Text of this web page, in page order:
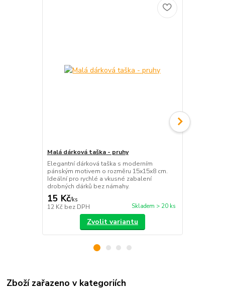
Malá dárková taška - pruhy
Elegantní dárková taška s moderním
pánským motivem o rozměru 15x15x8 cm.
Ideální pro rychlé a vkusné zabalení
drobných dárků bez námahy.
15 Kč/ks
12 Kč bez DPH Skladem > 20 ks
Zvolit variantu
Zboží zařazeno v kategoriích